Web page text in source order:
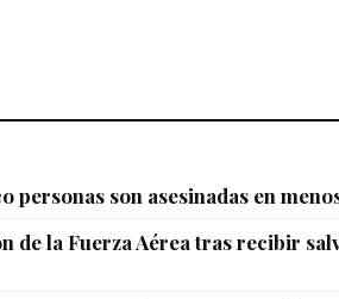
personas son asesinadas en
de la Fuerza Aérea tras recibir